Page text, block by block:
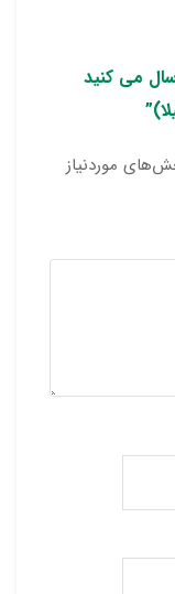
می کنید
موردنیاز